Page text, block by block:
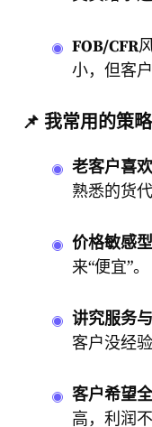
FOB/CFR
小，但客
📌 我常用的策
老客户喜
熟悉的货
价格敏感
来“便宜”。
讲究服务
客户没经验
客户希望
高，利润